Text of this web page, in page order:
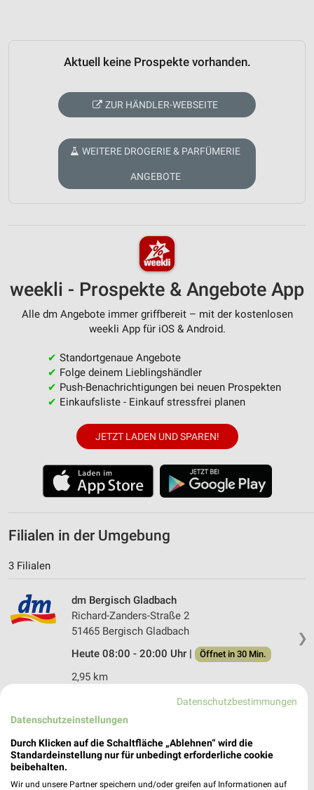
Aktuell keine Prospekte vorhanden.
ZUR HÄNDLER-WEBSEITE
WEITERE DROGERIE & PARFÜMERIE
ANGEBOTE
weekli - Prospekte & Angebote App
Alle dm Angebote immer griffbereit – mit der kostenlosen
weekli App für iOS & Android.
✔ Standortgenaue Angebote
✔ Folge deinem Lieblingshändler
✔ Push-Benachrichtigungen bei neuen Prospekten
✔ Einkaufsliste - Einkauf stressfrei planen
JETZT LADEN UND SPAREN!
Filialen in der Umgebung
3 Filialen
❯
dm Bergisch Gladbach
Richard-Zanders-Straße 2
51465 Bergisch Gladbach
Heute 08:00 - 20:00 Uhr |
Öffnet in 30 Min.
2,95 km
dm Bergisch Gladbach
51429 Bergisch Gladbach
Datenschutzbestimmungen
Datenschutzeinstellungen
Durch Klicken auf die Schaltfläche „Ablehnen“ wird die
Standardeinstellung nur für unbedingt erforderliche cookie
beibehalten.
Wir und unsere Partner speichern und/oder greifen auf Informationen auf